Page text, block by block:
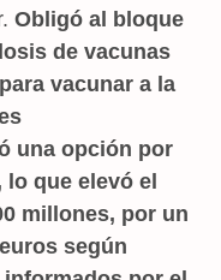
Obligó al bloque
de vacunas
vacunar a la
una opción por
que elevó el
millones, por un
según